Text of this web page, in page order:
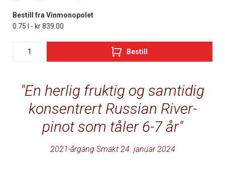
En herlig fruktig og samtidig
konsentrert Russian River-
pinot som tåler 6-7 år
2021-årgang Smakt 24. januar 2024
Bestill fra Vinmonopolet
0.75 l - kr 839.00
Bestill